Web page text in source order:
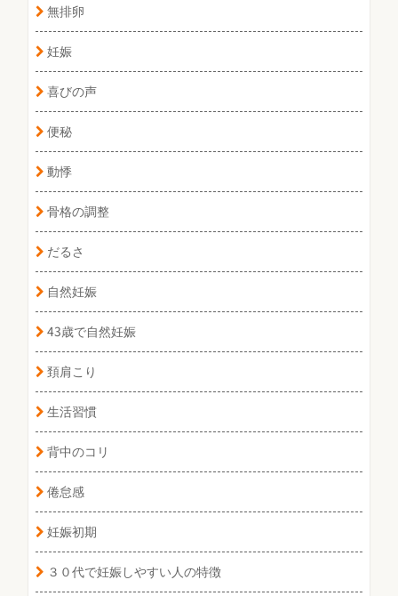
無排卵
妊娠
喜びの声
便秘
動悸
骨格の調整
だるさ
自然妊娠
43歳で自然妊娠
頚肩こり
生活習慣
背中のコリ
倦怠感
妊娠初期
３０代で妊娠しやすい人の特徴